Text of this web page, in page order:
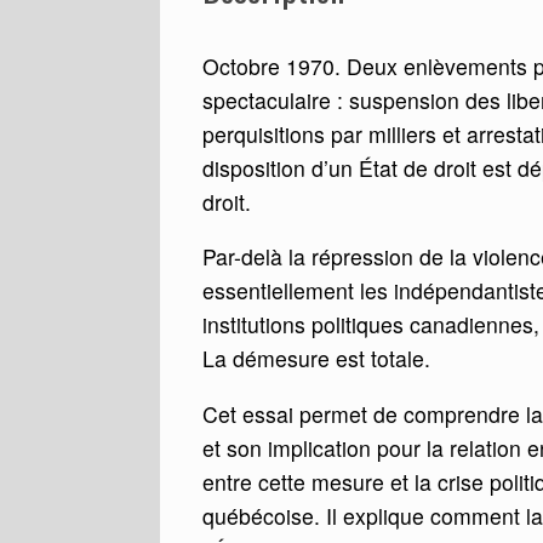
Octobre 1970. Deux enlèvements
spectaculaire : suspension des
perquisitions par milliers et
disposition d’un État de droit est
droit.
Par-delà la répression de la
essentiellement les
institutions politiques
La démesure est totale.
Cet essai permet de comprendre
et son implication pour la relation
entre cette mesure et la crise
québécoise. Il explique comment